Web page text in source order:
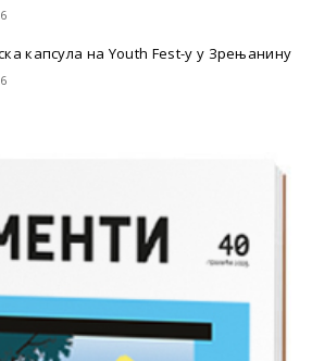
капсула на Youth Fest-у у Зрењанину